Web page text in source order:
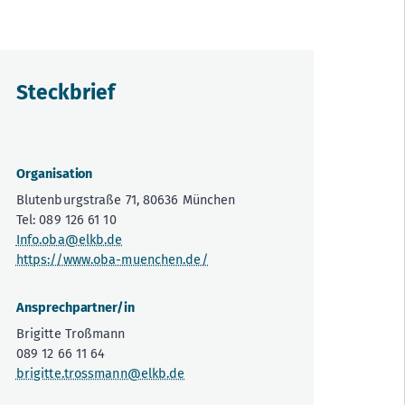
Steckbrief
Organisation
Blutenburgstraße 71, 80636 München
Tel: 089 126 61 10
Info.oba@elkb.de
https://www.oba-muenchen.de/
Ansprechpartner/in
Brigitte Troßmann
089 12 66 11 64
brigitte.trossmann@elkb.de